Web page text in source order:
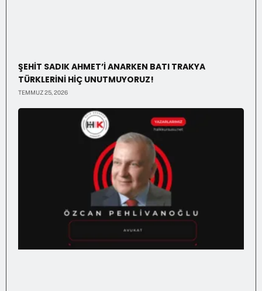
ŞEHİT SADIK AHMET’İ ANARKEN BATI TRAKYA
TÜRKLERİNİ HİÇ UNUTMUYORUZ!
TEMMUZ 25, 2026